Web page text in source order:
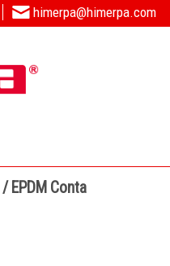
himerpa@himerpa.com
EPDM Conta